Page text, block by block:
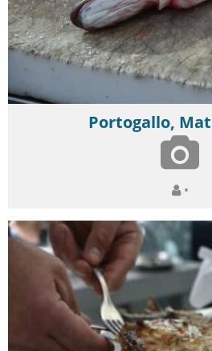
Portogallo,
•